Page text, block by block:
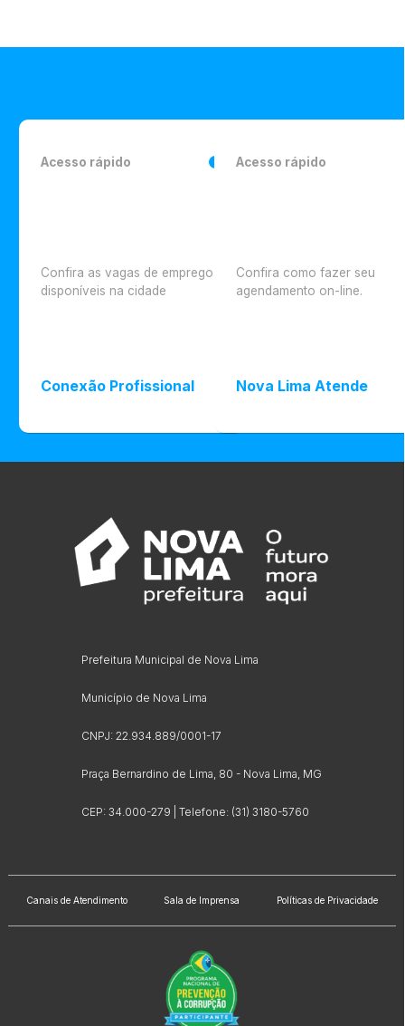
Acesso rápido
Confira as vagas de emprego
disponíveis na cidade
Conexão Profissional
Acesso rápido
Confira como fazer seu
agendamento on-line.
Nova Lima Atende
Prefeitura Municipal de Nova Lima
Município de Nova Lima
CNPJ: 22.934.889/0001-17
Praça Bernardino de Lima, 80 - Nova Lima, MG
CEP: 34.000-279 | Telefone: (31) 3180-5760
Canais de Atendimento Sala de Imprensa Políticas de Privacidade